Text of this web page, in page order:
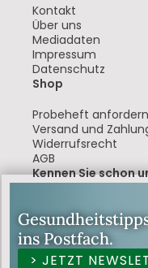
Navigation
überspringen
Kontakt
Über uns
Mediadaten
Impressum
Datenschutz
Shop
Navigation
überspringen
Probeheft anfordern
Versand und
Widerrufsrecht
AGB
Kennen Sie schon
Jetzt abonnieren
nachhaltig
NEWSLETTER
ins Postfach.
> JETZT